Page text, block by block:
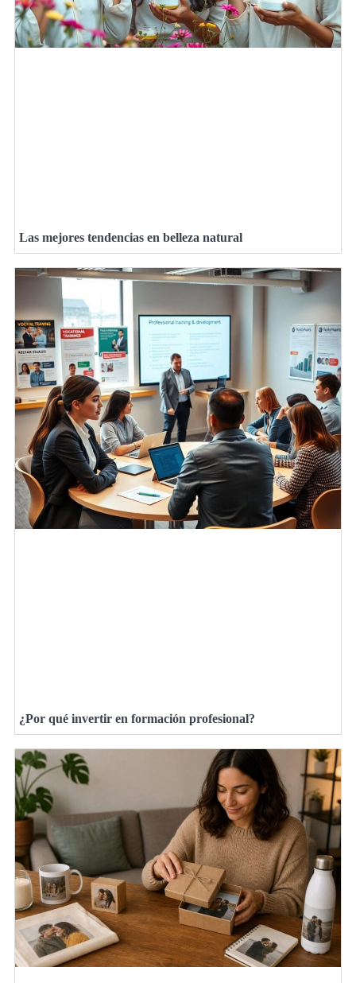
Las mejores tendencias en belleza natural
¿Por qué invertir en formación profesional?